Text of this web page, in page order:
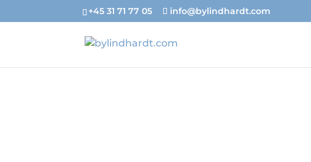
+45 31 71 77 05 info@bylindhardt.com